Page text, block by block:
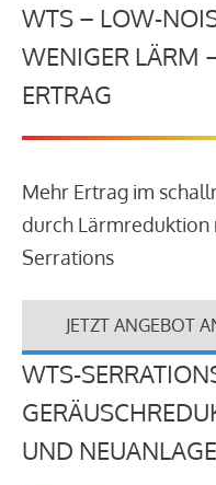
WTS – LOW-
WENIGER LÄRM
ERTRAG
Mehr Ertrag im
durch Lärmreduktion
Serrations
JETZT ANGEBOT
WTS-
UND